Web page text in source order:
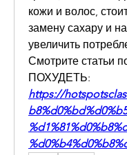
кожи и волос,
замену сахару и
увеличить
Смотрите
ПОХУДЕТЬ:
https://